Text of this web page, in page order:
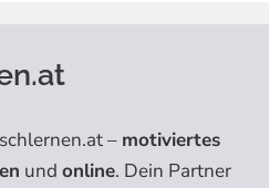
– motiviertes
und online. Dein Partner